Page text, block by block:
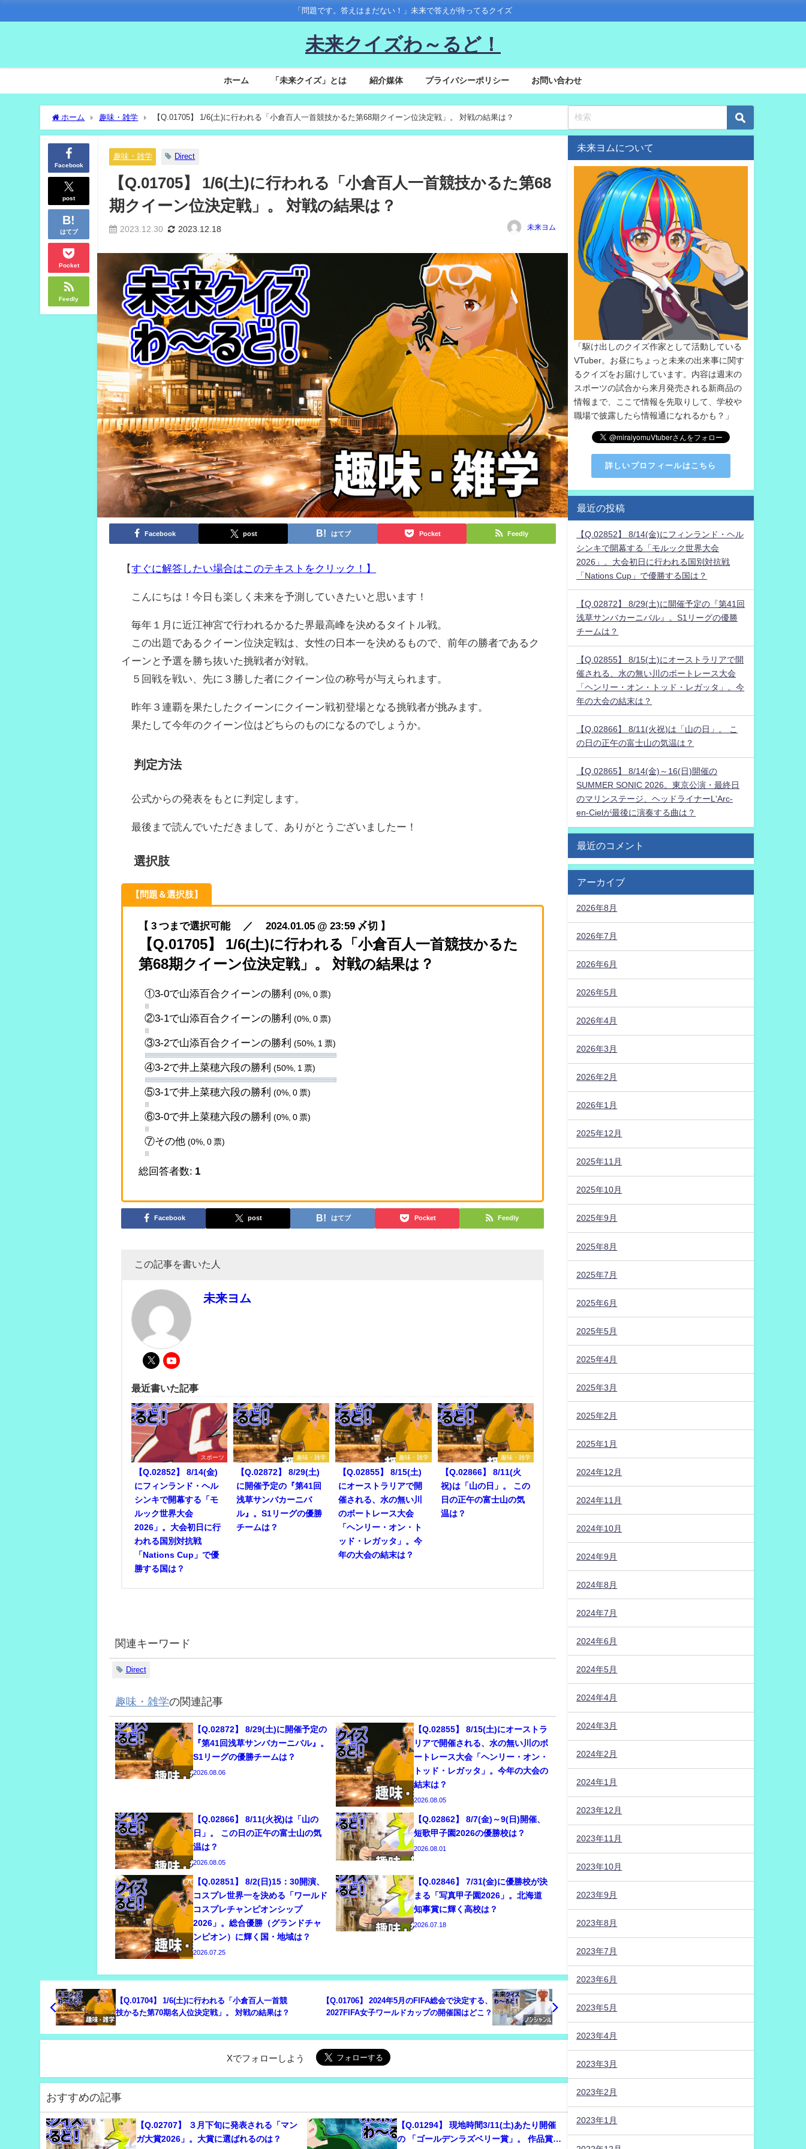
「問題です。答えはまだない！」未来で答えが待ってるクイズ
未来クイズわ～るど！
ホーム 「未来クイズ」とは 紹介媒体 プライバシーポリシー お問い合わせ
ホーム 趣味・雑学 【Q.01705】 1/6(土)に行われる「小倉百人一首競技かるた第68期クイーン位決定戦」。 対戦の結果は？
Facebook
post
はてブ
Pocket
Feedly
趣味・雑学 Direct
【Q.01705】 1/6(土)に行われる「小倉百人一首競技かるた第68
期クイーン位決定戦」。 対戦の結果は？
2023.12.30 2023.12.18 未来ヨム
Facebook post はてブ Pocket Feedly
【すぐに解答したい場合はこのテキストをクリック！】
こんにちは！今日も楽しく未来を予測していきたいと思います！
毎年１月に近江神宮で行われるかるた界最高峰を決めるタイトル戦。
この出題であるクイーン位決定戦は、女性の日本一を決めるもので、前年の勝者であるク
イーンと予選を勝ち抜いた挑戦者が対戦。
５回戦を戦い、先に３勝した者にクイーン位の称号が与えられます。
昨年３連覇を果たしたクイーンにクイーン戦初登場となる挑戦者が挑みます。
果たして今年のクイーン位はどちらのものになるのでしょうか。
判定方法
公式からの発表をもとに判定します。
最後まで読んでいただきまして、ありがとうございましたー！
選択肢
【問題＆選択肢】
【 3 つまで選択可能 ／ 2024.01.05 @ 23:59 〆切 】
【Q.01705】 1/6(土)に行われる「小倉百人一首競技かるた
第68期クイーン位決定戦」。 対戦の結果は？
①3-0で山添百合クイーンの勝利 (0%, 0 票)
②3-1で山添百合クイーンの勝利 (0%, 0 票)
③3-2で山添百合クイーンの勝利 (50%, 1 票)
④3-2で井上菜穂六段の勝利 (50%, 1 票)
⑤3-1で井上菜穂六段の勝利 (0%, 0 票)
⑥3-0で井上菜穂六段の勝利 (0%, 0 票)
⑦その他 (0%, 0 票)
総回答者数: 1
Facebook post はてブ Pocket Feedly
この記事を書いた人
未来ヨム
最近書いた記事
スポーツ
【Q.02852】 8/14(金)
にフィンランド・ヘル
シンキで開幕する「モ
ルック世界大会
2026」。大会初日に行
われる国別対抗戦
「Nations Cup」で優
勝する国は？
趣味・雑学
【Q.02872】 8/29(土)
に開催予定の『第41回
浅草サンバカーニバ
ル』。S1リーグの優勝
チームは？
趣味・雑学
【Q.02855】 8/15(土)
にオーストラリアで開
催される、水の無い川
のボートレース大会
「ヘンリー・オン・ト
ッド・レガッタ」。今
年の大会の結末は？
趣味・雑学
【Q.02866】 8/11(火
祝)は「山の日」。 この
日の正午の富士山の気
温は？
関連キーワード
Direct
趣味・雑学の関連記事
【Q.02872】 8/29(土)に開催予定の
『第41回浅草サンバカーニバル』。
S1リーグの優勝チームは？
2026.08.06
【Q.02855】 8/15(土)にオーストラ
リアで開催される、水の無い川のボ
ートレース大会「ヘンリー・オン・
トッド・レガッタ」。今年の大会の
結末は？
2026.08.05
【Q.02866】 8/11(火祝)は「山の
日」。 この日の正午の富士山の気
温は？
2026.08.05
【Q.02862】 8/7(金)～9(日)開催、
短歌甲子園2026の優勝校は？
2026.08.01
【Q.02851】 8/2(日)15：30開演、
コスプレ世界一を決める「ワールド
コスプレチャンピオンシップ
2026」。総合優勝（グランドチャ
ンピオン）に輝く国・地域は？
2026.07.25
【Q.02846】 7/31(金)に優勝校が決
まる「写真甲子園2026」。北海道
知事賞に輝く高校は？
2026.07.18
【Q.01704】 1/6(土)に行われる「小倉百人一首競
技かるた第70期名人位決定戦」。 対戦の結果は？
【Q.01706】 2024年5月のFIFA総会で決定する、
2027FIFA女子ワールドカップの開催国はどこ？
Xでフォローしよう
おすすめの記事
【Q.02707】 ３月下旬に発表される「マン
ガ大賞2026」。大賞に選ばれるのは？
【Q.01294】 現地時間3/11(土)あたり開催
の 「ゴールデンラズベリー賞」。 作品賞に
未来ヨムについて
「駆け出しのクイズ作家として活動している
VTuber。お昼にちょっと未来の出来事に関す
るクイズをお届けしています。内容は週末の
スポーツの試合から来月発売される新商品の
情報まで、ここで情報を先取りして、学校や
職場で披露したら情報通になれるかも？」
詳しいプロフィールはこちら
最近の投稿
【Q.02852】 8/14(金)にフィンランド・ヘル
シンキで開幕する「モルック世界大会
2026」。大会初日に行われる国別対抗戦
「Nations Cup」で優勝する国は？
【Q.02872】 8/29(土)に開催予定の『第41回
浅草サンバカーニバル』。S1リーグの優勝
チームは？
【Q.02855】 8/15(土)にオーストラリアで開
催される、水の無い川のボートレース大会
「ヘンリー・オン・トッド・レガッタ」。今
年の大会の結末は？
【Q.02866】 8/11(火祝)は「山の日」。 こ
の日の正午の富士山の気温は？
【Q.02865】 8/14(金)～16(日)開催の
SUMMER SONIC 2026。東京公演・最終日
のマリンステージ、ヘッドライナーL'Arc-
en-Cielが最後に演奏する曲は？
最近のコメント
アーカイブ
2026年8月
2026年7月
2026年6月
2026年5月
2026年4月
2026年3月
2026年2月
2026年1月
2025年12月
2025年11月
2025年10月
2025年9月
2025年8月
2025年7月
2025年6月
2025年5月
2025年4月
2025年3月
2025年2月
2025年1月
2024年12月
2024年11月
2024年10月
2024年9月
2024年8月
2024年7月
2024年6月
2024年5月
2024年4月
2024年3月
2024年2月
2024年1月
2023年12月
2023年11月
2023年10月
2023年9月
2023年8月
2023年7月
2023年6月
2023年5月
2023年4月
2023年3月
2023年2月
2023年1月